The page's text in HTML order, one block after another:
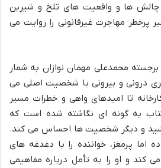
چالش ها و واقعیت های تلخ و شیرین
پرخطر مهاجرت غیرقانونی را روایت می
برجسته محمدعلی مهمان نوازان به شمار
درونی و بیرونی با شخصیت اصلی می
تا امیدهای واهی و خطرات مسیر
به گونه ای نگاشته شده است که
و دیگر شخصیت ها احساس می کند.
اما پرمغز، خواننده را با دغدغه های
می کند و او را به تأمل درباره مفاهیمی